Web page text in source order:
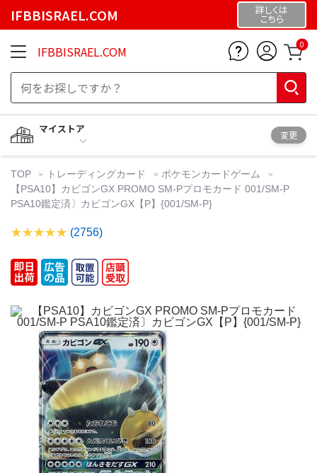
IFBBISRAEL.COM 詳しくは
こちら
IFBBISRAEL.COM 0
マイストア
変更
TOP トレーディングカード
ポケモンカードゲーム
【PSA10】カビゴンGX PROMO SM-Pプロモカード 001/SM-P
PSA10鑑定済〕カビゴンGX【P】{001/SM-P}
(2756)